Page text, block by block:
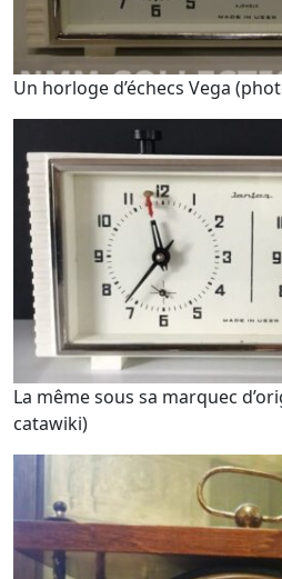
Un horloge d’échecs Vega
La même sous sa marquec
catawiki)